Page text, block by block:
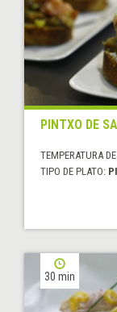
PINTXO DE
TEMPERATURA
TIPO DE PLATO:
30 min